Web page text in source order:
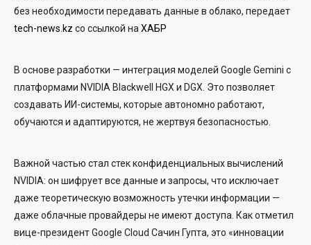
без необходимости передавать данные в облако, передает
tech-news.kz со ссылкой на ХАБР
В основе разработки — интеграция моделей Google Gemini с
платформами NVIDIA Blackwell HGX и DGX. Это позволяет
создавать ИИ-системы, которые автономно работают,
обучаются и адаптируются, не жертвуя безопасностью.
Важной частью стал стек конфиденциальных вычислений
NVIDIA: он шифрует все данные и запросы, что исключает
даже теоретическую возможность утечки информации —
даже облачные провайдеры не имеют доступа. Как отметил
вице-президент Google Cloud Сачин Гупта, это «инновации